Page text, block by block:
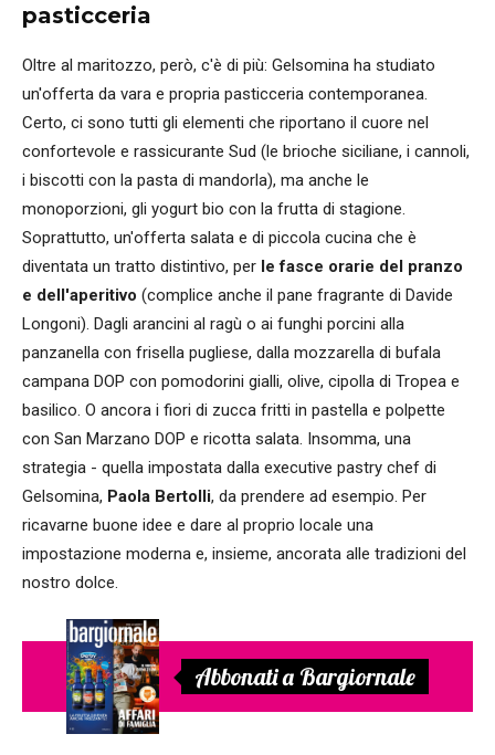
pasticceria
Oltre al maritozzo, però, c'è di più: Gelsomina ha studiato
un'offerta da vara e propria pasticceria contemporanea.
Certo, ci sono tutti gli elementi che riportano il cuore nel
confortevole e rassicurante Sud (le brioche siciliane, i cannoli,
i biscotti con la pasta di mandorla), ma anche le
monoporzioni, gli yogurt bio con la frutta di stagione.
Soprattutto, un'offerta salata e di piccola cucina che è
diventata un tratto distintivo, per le fasce orarie del pranzo
e dell'aperitivo (complice anche il pane fragrante di Davide
Longoni). Dagli arancini al ragù o ai funghi porcini alla
panzanella con frisella pugliese, dalla mozzarella di bufala
campana DOP con pomodorini gialli, olive, cipolla di Tropea e
basilico. O ancora i fiori di zucca fritti in pastella e polpette
con San Marzano DOP e ricotta salata. Insomma, una
strategia - quella impostata dalla executive pastry chef di
Gelsomina, Paola Bertolli, da prendere ad esempio. Per
ricavarne buone idee e dare al proprio locale una
impostazione moderna e, insieme, ancorata alle tradizioni del
nostro dolce.
Abbonati a Bargiornale